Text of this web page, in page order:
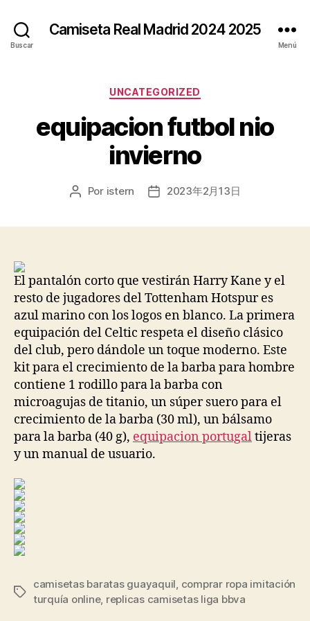
Buscar
Camiseta Real Madrid 2024 2025
Menú
Categorías
UNCATEGORIZED
equipacion futbol nio
invierno
Autor
Por istern
Fecha2023年2月13日
El pantalón corto que vestirán Harry Kane y el
resto de jugadores del Tottenham Hotspur es
azul marino con los logos en blanco. La primera
equipación del Celtic respeta el diseño clásico
del club, pero dándole un toque moderno. Este
kit para el crecimiento de la barba para hombre
contiene 1 rodillo para la barba con
microagujas de titanio, un súper suero para el
crecimiento de la barba (30 ml), un bálsamo
para la barba (40 g), equipacion portugaltijeras
y un manual de usuario.
Etiquetas
camisetas baratas guayaquil, comprar ropa imitación
turquía online, replicas camisetas liga bbva